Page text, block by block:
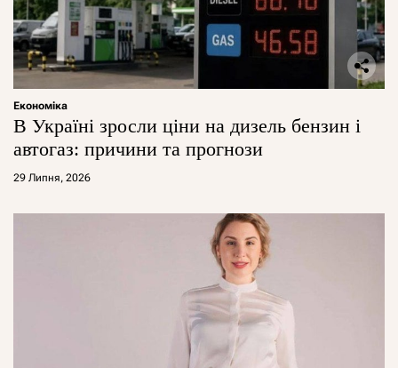
Економіка
В Україні зросли ціни на дизель бензин і
автогаз: причини та прогнози
29 Липня, 2026